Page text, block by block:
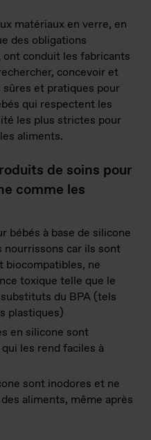
matériaux en verre, en
des obligations
conduit les fabricants
concevoir et
et pratiques pour
qui respectent les
les plus strictes pour
aliments.
de soins pour
comme les
bébés à base de silicone
nourrissons car ils sont
biocompatibles, ne
toxique telle que le
du BPA (tels
plastiques)
en silicone sont
les rend faciles à
sont inodores et ne
aliments, même après